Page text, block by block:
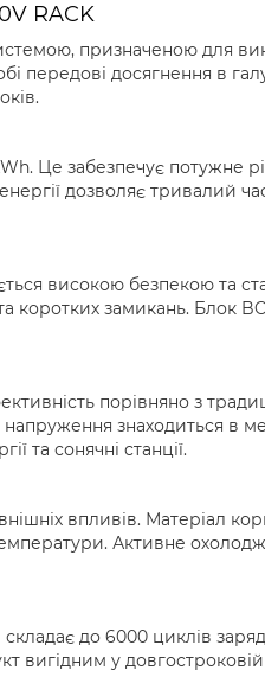
RACK
призначеною для
передові досягнення в
Це забезпечує потужне
дозволяє тривалий
високою безпекою та
коротких замикань. Блок
порівняно з
знаходиться в
та сонячні станції.
впливів. Матеріал
Активне
складає до 6000 циклів
вигідним у